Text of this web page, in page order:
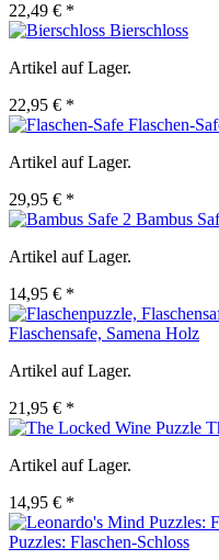
22,49 € *
Bierschloss
Artikel auf Lager.
22,95 € *
Flaschen-
Artikel auf Lager.
29,95 € *
Bambus
Artikel auf Lager.
14,95 € *
Flaschensafe, Samena Holz
Artikel auf Lager.
21,95 € *
Artikel auf Lager.
14,95 € *
Puzzles: Flaschen-Schloss